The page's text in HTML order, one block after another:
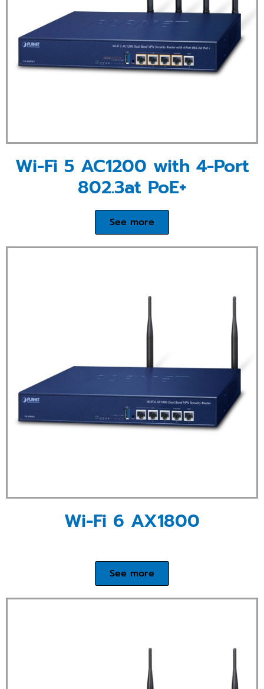
Wi-Fi 5 AC1200 with 4-Port
802.3at PoE+
See more
Wi-Fi 6 AX1800
See more